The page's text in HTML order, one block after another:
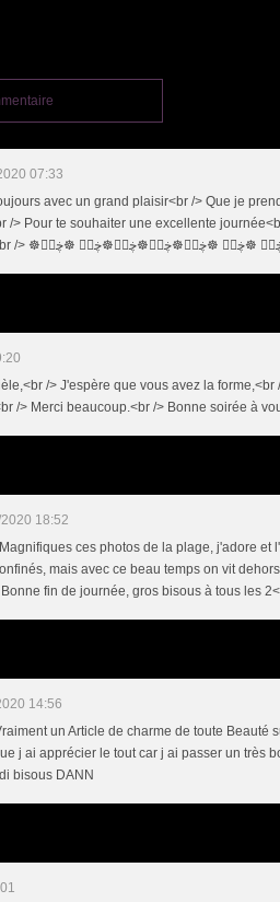
07:33
avec un grand plaisir<br /> Que je
/> Pour te souhaiter une excellente
/> J'espère que vous avez la
/> Merci beaucoup.<br /> Bonne soirée à
18:52
ces photos de la plage, j'adore
mais avec ce beau temps on vit
fin de journée, gros bisous à tous les
14:56
un Article de charme de toute Beauté
j ai apprécier le tout car j ai passer un très
bisous DANN